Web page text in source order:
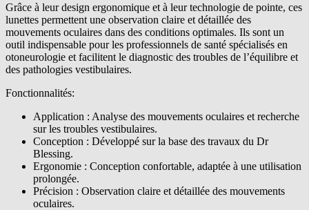
Grâce à leur design ergonomique et à leur technologie de pointe, ces
lunettes permettent une observation claire et détaillée des
mouvements oculaires dans des conditions optimales. Ils sont un
outil indispensable pour les professionnels de santé spécialisés en
otoneurologie et facilitent le diagnostic des troubles de l’équilibre et
des pathologies vestibulaires.
Fonctionnalités:
Application : Analyse des mouvements oculaires et recherche
sur les troubles vestibulaires.
Conception : Développé sur la base des travaux du Dr
Blessing.
Ergonomie : Conception confortable, adaptée à une utilisation
prolongée.
Précision : Observation claire et détaillée des mouvements
oculaires.